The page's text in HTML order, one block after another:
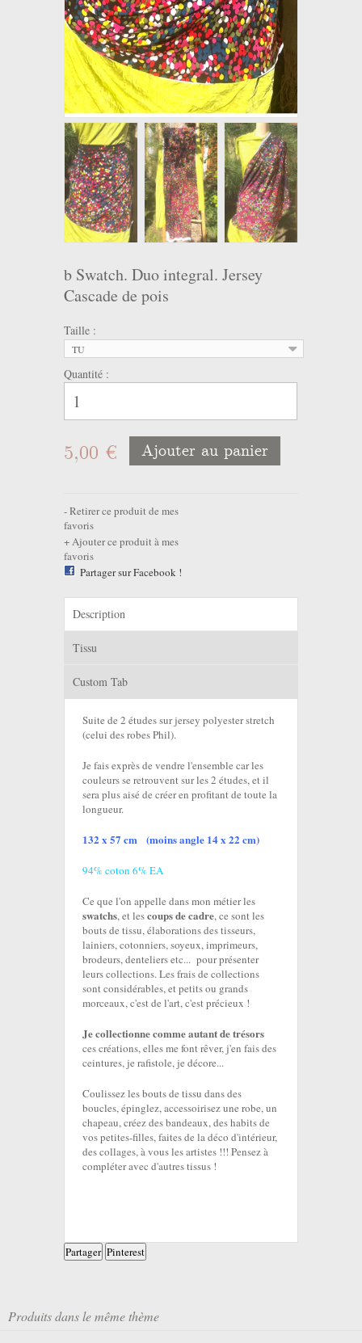
b Swatch. Duo integral. Jersey
Cascade de pois
Taille :
TU
Quantité :
5,00 € Ajouter au panier
Retirer ce produit de mes
favoris
Ajouter ce produit à mes
favoris
Partager sur Facebook !
Description
Tissu
Custom Tab
Suite de 2 études sur jersey polyester stretch
(celui des robes Phil).
Je fais exprès de vendre l'ensemble car les
couleurs se retrouvent sur les 2 études, et il
sera plus aisé de créer en profitant de toute la
longueur.
132 x 57 cm (moins angle 14 x 22 cm)
94% coton 6% EA
Ce que l'on appelle dans mon métier les
swatchs, et lescoups de cadre, ce sont les
bouts de tissu, élaborations des tisseurs,
lainiers, cotonniers, soyeux, imprimeurs,
brodeurs, denteliers etc... pour présenter
leurs collections. Les frais de collections
sont considérables, et petits ou grands
morceaux, c'est de l'art, c'est précieux !
Je collectionne comme autant de trésors
ces créations, elles me font rêver, j'en fais des
ceintures, je rafistole, je décore...
Coulissez les bouts de tissu dans des
boucles, épinglez, accessoirisez une robe, un
chapeau, créez des bandeaux, des habits de
vos petites-filles, faites de la déco d'intérieur,
des collages, à vous les artistes !!! Pensez à
compléter avec d'autres tissus !
Partager Pinterest
Produits dans le même thème